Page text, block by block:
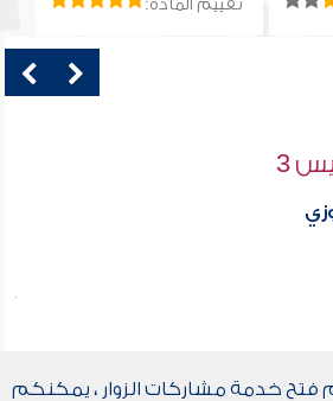
تقييم المادة:
3
فتح خدمة مشاركات الزوار ، يمكنكم